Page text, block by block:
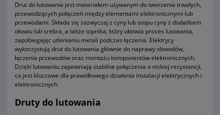
Drut do lutowania jest materiałem używanym do tworzenia trwałych,
przewodzących połączeń między elementami elektronicznymi lub
przewodami. Składa się zazwyczaj z cyny lub stopu cyny z dodatkiem
ołowiu lub srebra, a także topnika, który ułatwia proces lutowania,
zapobiegając utlenianiu metali podczas łączenia. Elektrycy
wykorzystują drut do lutowania głównie do naprawy obwodów,
łączenia przewodów oraz montażu komponentów elektronicznych.
Dzięki lutowaniu zapewniają stabilne połączenia o niskiej rezystancji,
co jest kluczowe dla prawidłowego działania instalacji elektrycznych i
elektronicznych.
Druty do lutowania